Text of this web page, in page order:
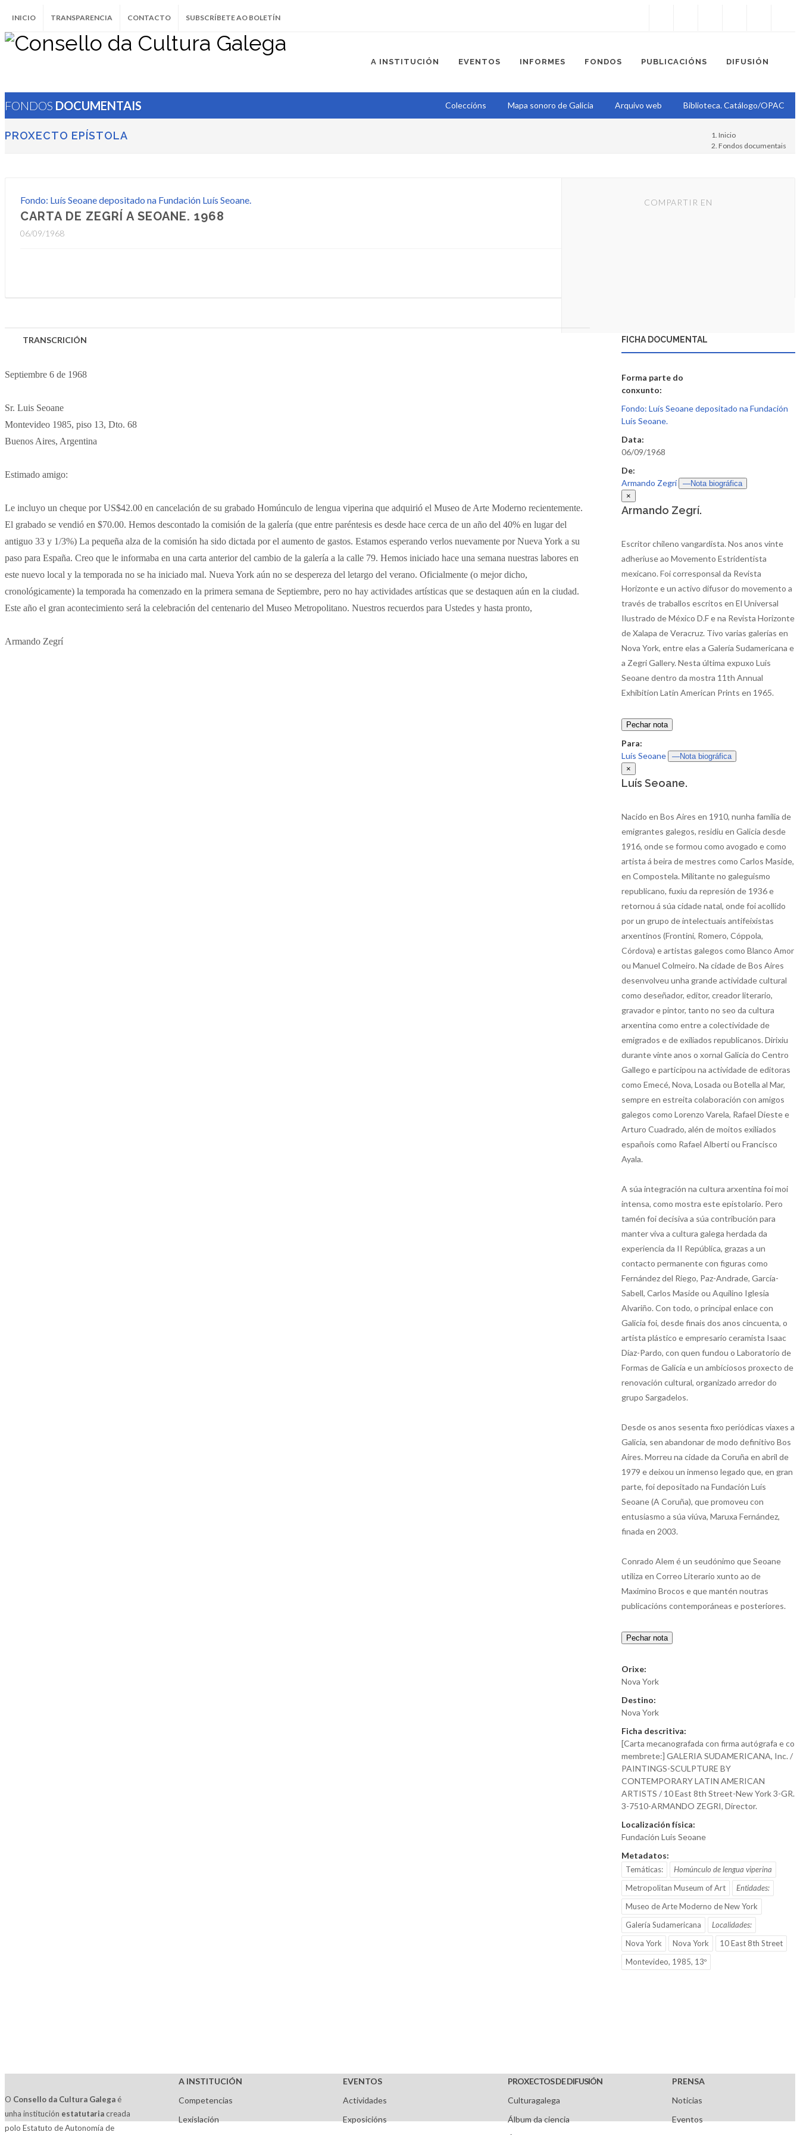
INICIO TRANSPARENCIA CONTACTO SUBSCRÍBETE AO BOLETÍN
A INSTITUCIÓN EVENTOS INFORMES FONDOS PUBLICACIÓNS DIFUSIÓN
FONDOS DOCUMENTAIS Coleccións Mapa sonoro de Galicia Arquivo web Biblioteca. Catálogo/OPAC
PROXECTO EPÍSTOLA
Inicio
Fondos documentais
Fondo: Luís Seoane depositado na Fundación Luís Seoane.
CARTA DE ZEGRÍ A SEOANE. 1968
06/09/1968
COMPARTIR EN
TRANSCRICIÓN
Septiembre 6 de 1968
Sr. Luis Seoane
Montevideo 1985, piso 13, Dto. 68
Buenos Aires, Argentina
Estimado amigo:
Le incluyo un cheque por US$42.00 en cancelación de su grabado Homúnculo de lengua viperina que adquirió el Museo de Arte Moderno recientemente.
El grabado se vendió en $70.00. Hemos descontado la comisión de la galería (que entre paréntesis es desde hace cerca de un año del 40% en lugar del
antiguo 33 y 1/3%) La pequeña alza de la comisión ha sido dictada por el aumento de gastos. Estamos esperando verlos nuevamente por Nueva York a su
paso para España. Creo que le informaba en una carta anterior del cambio de la galería a la calle 79. Hemos iniciado hace una semana nuestras labores en
este nuevo local y la temporada no se ha iniciado mal. Nueva York aún no se despereza del letargo del verano. Oficialmente (o mejor dicho,
cronológicamente) la temporada ha comenzado en la primera semana de Septiembre, pero no hay actividades artísticas que se destaquen aún en la ciudad.
Este año el gran acontecimiento será la celebración del centenario del Museo Metropolitano. Nuestros recuerdos para Ustedes y hasta pronto,
Armando Zegrí
FICHA DOCUMENTAL
Forma parte do
conxunto:
Fondo: Luís Seoane depositado na Fundación
Luís Seoane.
Data:
06/09/1968
De:
Armando Zegrí
—Nota biográfica
×
Armando Zegrí.
Escritor chileno vangardista. Nos anos vinte
adheriuse ao Movemento Estridentista
mexicano. Foi corresponsal da Revista
Horizonte e un activo difusor do movemento a
través de traballos escritos en El Universal
Ilustrado de México D.F e na Revista Horizonte
de Xalapa de Veracruz. Tivo varias galerías en
Nova York, entre elas a Galería Sudamericana e
a Zegri Gallery. Nesta última expuxo Luis
Seoane dentro da mostra 11th Annual
Exhibition Latin American Prints en 1965.
Pechar nota
Para:
Luís Seoane
—Nota biográfica
×
Luís Seoane.
Nacido en Bos Aires en 1910, nunha familia de
emigrantes galegos, residiu en Galicia desde
1916, onde se formou como avogado e como
artista á beira de mestres como Carlos Maside,
en Compostela. Militante no galeguismo
republicano, fuxiu da represión de 1936 e
retornou á súa cidade natal, onde foi acollido
por un grupo de intelectuais antifeixistas
arxentinos (Frontini, Romero, Cóppola,
Córdova) e artistas galegos como Blanco Amor
ou Manuel Colmeiro. Na cidade de Bos Aires
desenvolveu unha grande actividade cultural
como deseñador, editor, creador literario,
gravador e pintor, tanto no seo da cultura
arxentina como entre a colectividade de
emigrados e de exiliados republicanos. Dirixiu
durante vinte anos o xornal Galicia do Centro
Gallego e participou na actividade de editoras
como Emecé, Nova, Losada ou Botella al Mar,
sempre en estreita colaboración con amigos
galegos como Lorenzo Varela, Rafael Dieste e
Arturo Cuadrado, alén de moitos exiliados
españois como Rafael Alberti ou Francisco
Ayala.
A súa integración na cultura arxentina foi moi
intensa, como mostra este epistolario. Pero
tamén foi decisiva a súa contribución para
manter viva a cultura galega herdada da
experiencia da II República, grazas a un
contacto permanente con figuras como
Fernández del Riego, Paz-Andrade, García-
Sabell, Carlos Maside ou Aquilino Iglesia
Alvariño. Con todo, o principal enlace con
Galicia foi, desde finais dos anos cincuenta, o
artista plástico e empresario ceramista Isaac
Díaz-Pardo, con quen fundou o Laboratorio de
Formas de Galicia e un ambiciosos proxecto de
renovación cultural, organizado arredor do
grupo Sargadelos.
Desde os anos sesenta fixo periódicas viaxes a
Galicia, sen abandonar de modo definitivo Bos
Aires. Morreu na cidade da Coruña en abril de
1979 e deixou un inmenso legado que, en gran
parte, foi depositado na Fundación Luís
Seoane (A Coruña), que promoveu con
entusiasmo a súa viúva, Maruxa Fernández,
finada en 2003.
Conrado Alem é un seudónimo que Seoane
utiliza en Correo Literario xunto ao de
Maximino Brocos e que mantén noutras
publicacións contemporáneas e posteriores.
Pechar nota
Orixe:
Nova York
Destino:
Nova York
Ficha descritiva:
[Carta mecanografada con firma autógrafa e co
membrete:] GALERIA SUDAMERICANA, Inc. /
PAINTINGS-SCULPTURE BY
CONTEMPORARY LATIN AMERICAN
ARTISTS / 10 East 8th Street-New York 3-GR.
3-7510-ARMANDO ZEGRI, Director.
Localización física:
Fundación Luis Seoane
Metadatos:
Temáticas:
Homúnculo de lengua viperina
Metropolitan Museum of Art
Entidades:
Museo de Arte Moderno de New York
Galería Sudamericana
Localidades:
Nova York
Nova York
10 East 8th Street
Montevideo, 1985, 13º
O Consello da Cultura Galega é
unha institución estatutariacreada
polo Estatuto de Autonomía de
A INSTITUCIÓN
Competencias
Lexislación
EVENTOS
Actividades
Exposicións
PROXECTOS DE DIFUSIÓN
Culturagalega
Álbum da ciencia
PRENSA
Noticias
Eventos